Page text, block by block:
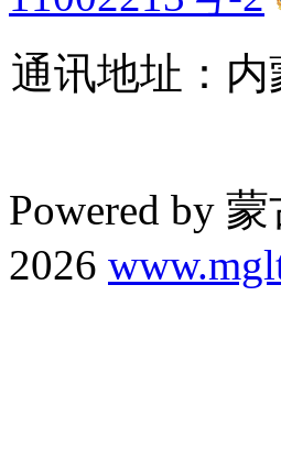
通讯地址：
Powered by
2026